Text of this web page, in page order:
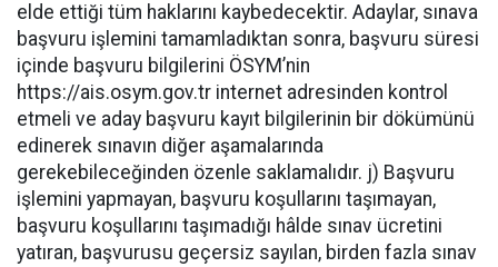
elde ettiği tüm haklarını kaybedecektir. Adaylar, sınava
başvuru işlemini tamamladıktan sonra, başvuru süresi
içinde başvuru bilgilerini ÖSYM’nin
https://ais.osym.gov.tr internet adresinden kontrol
etmeli ve aday başvuru kayıt bilgilerinin bir dökümünü
edinerek sınavın diğer aşamalarında
gerekebileceğinden özenle saklamalıdır. j) Başvuru
işlemini yapmayan, başvuru koşullarını taşımayan,
başvuru koşullarını taşımadığı hâlde sınav ücretini
yatıran, başvurusu geçersiz sayılan, birden fazla sınav